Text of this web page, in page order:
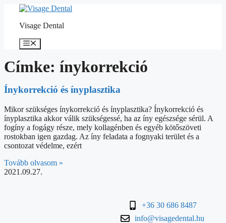
Visage Dental
Címke: ínykorrekció
Ínykorrekció és ínyplasztika
Mikor szükséges ínykorrekció és ínyplasztika? Ínykorrekció és
ínyplasztika akkor válik szükségessé, ha az íny egészsége sérül. A
fogíny a fogágy része, mely kollagénben és egyéb kötőszöveti
rostokban igen gazdag. Az íny feladata a fognyaki terület és a
csontozat védelme, ezért
Tovább olvasom »
2021.09.27.
+36 30 686 8487
info@visagedental.hu